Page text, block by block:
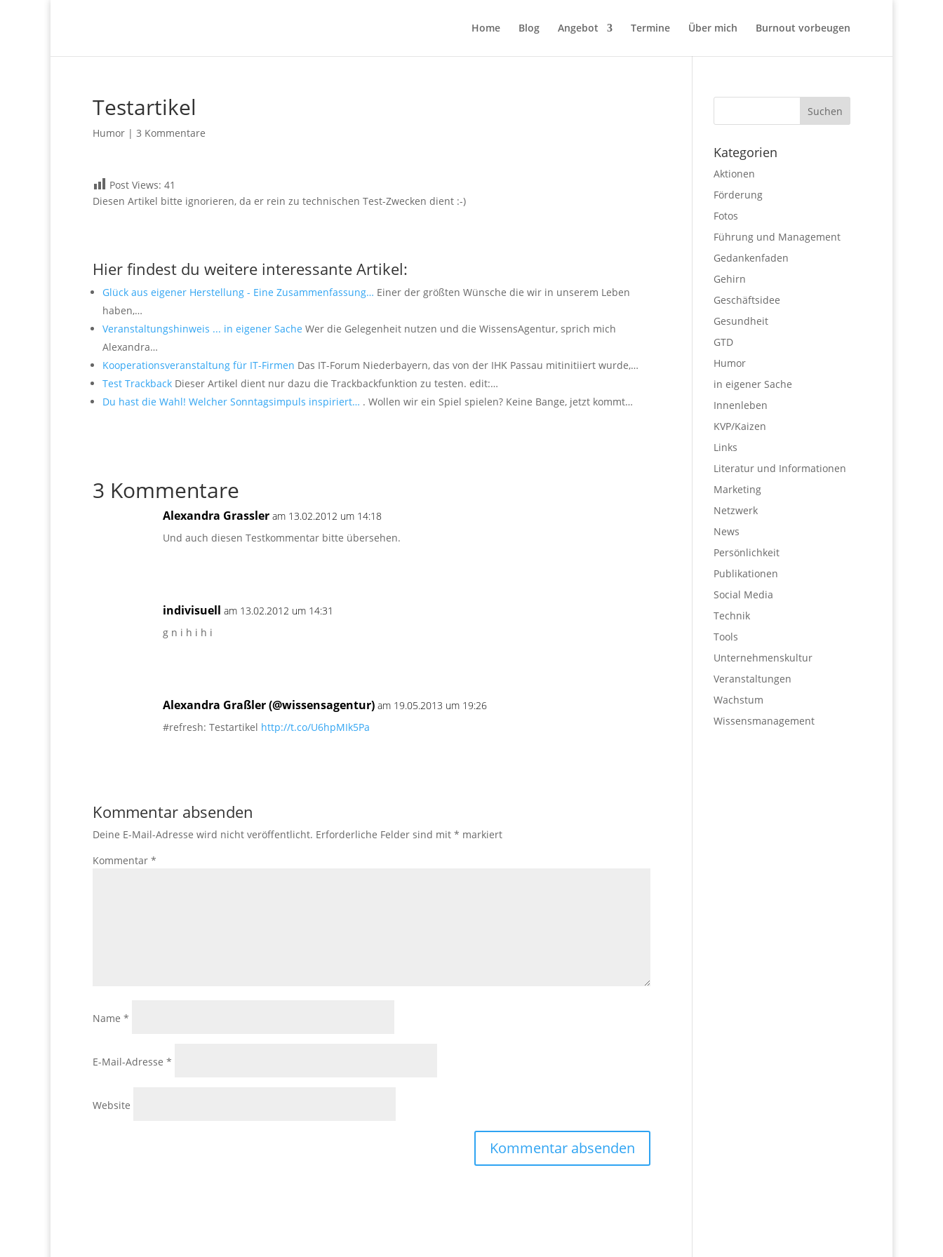
Home Blog Angebot Termine Über mich Burnout vorbeugen
Testartikel
Humor | 3 Kommentare
Post Views: 41
Diesen Artikel bitte ignorieren, da er rein zu technischen Test-Zwecken dient :-)
Hier findest du weitere interessante Artikel:
Glück aus eigener Herstellung - Eine Zusammenfassung… Einer der größten Wünsche die wir in unserem Leben
haben,…
Veranstaltungshinweis ... in eigener Sache Wer die Gelegenheit nutzen und die WissensAgentur, sprich mich
Alexandra…
Kooperationsveranstaltung für IT-Firmen Das IT-Forum Niederbayern, das von der IHK Passau mitinitiiert wurde,…
Test Trackback Dieser Artikel dient nur dazu die Trackbackfunktion zu testen. edit:…
Du hast die Wahl! Welcher Sonntagsimpuls inspiriert… . Wollen wir ein Spiel spielen? Keine Bange, jetzt kommt…
3 Kommentare
Alexandra Grassler am 13.02.2012 um 14:18
Und auch diesen Testkommentar bitte übersehen.
indivisuell am 13.02.2012 um 14:31
g n i h i h i
Alexandra Graßler (@wissensagentur) am 19.05.2013 um 19:26
#refresh: Testartikel http://t.co/U6hpMIk5Pa
Kommentar absenden
Deine E-Mail-Adresse wird nicht veröffentlicht. Erforderliche Felder sind mit * markiert
Kommentar *
Name *
E-Mail-Adresse *
Website
Kategorien
Aktionen
Förderung
Fotos
Führung und Management
Gedankenfaden
Gehirn
Geschäftsidee
Gesundheit
GTD
Humor
in eigener Sache
Innenleben
KVP/Kaizen
Links
Literatur und Informationen
Marketing
Netzwerk
News
Persönlichkeit
Publikationen
Social Media
Technik
Tools
Unternehmenskultur
Veranstaltungen
Wachstum
Wissensmanagement